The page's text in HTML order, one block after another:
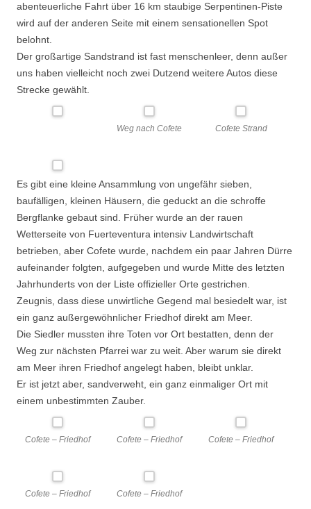
abenteuerliche Fahrt über 16 km staubige Serpentinen-Piste
wird auf der anderen Seite mit einem sensationellen Spot
belohnt.
Der großartige Sandstrand ist fast menschenleer, denn außer
uns haben vielleicht noch zwei Dutzend weitere Autos diese
Strecke gewählt.
Weg nach Cofete Cofete Strand
Es gibt eine kleine Ansammlung von ungefähr sieben,
baufälligen, kleinen Häusern, die geduckt an die schroffe
Bergflanke gebaut sind. Früher wurde an der rauen
Wetterseite von Fuerteventura intensiv Landwirtschaft
betrieben, aber Cofete wurde, nachdem ein paar Jahren Dürre
aufeinander folgten, aufgegeben und wurde Mitte des letzten
Jahrhunderts von der Liste offizieller Orte gestrichen.
Zeugnis, dass diese unwirtliche Gegend mal besiedelt war, ist
ein ganz außergewöhnlicher Friedhof direkt am Meer.
Die Siedler mussten ihre Toten vor Ort bestatten, denn der
Weg zur nächsten Pfarrei war zu weit. Aber warum sie direkt
am Meer ihren Friedhof angelegt haben, bleibt unklar.
Er ist jetzt aber, sandverweht, ein ganz einmaliger Ort mit
einem unbestimmten Zauber.
Cofete – Friedhof Cofete – Friedhof Cofete – Friedhof
Cofete – Friedhof Cofete – Friedhof